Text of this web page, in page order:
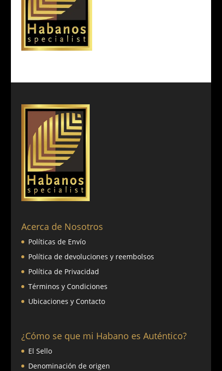
Acerca de Nosotros
Políticas de Envío
Política de devoluciones y reembolsos
Política de Privacidad
Términos y Condiciones
Ubicaciones y Contacto
¿Cómo se que mi Habano es Auténtico?
El Sello
Denominación de origen